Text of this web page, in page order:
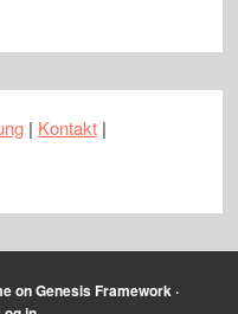
| Kontakt|
onGenesis Framework·